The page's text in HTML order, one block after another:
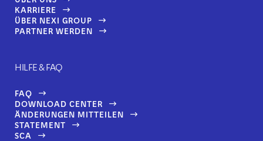
KARRIERE
ÜBER NEXI GROUP
PARTNER WERDEN
HILFE & FAQ
FAQ
DOWNLOAD CENTER
ÄNDERUNGEN MITTEILEN
STATEMENT
SCA